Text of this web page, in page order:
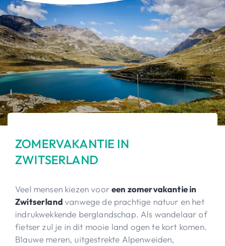
ZOMERVAKANTIE IN
ZWITSERLAND
Veel mensen kiezen vooreen zomervakantie in
Zwitserlandvanwege de prachtige natuur en het
indrukwekkende berglandschap. Als wandelaar of
fietser zul je in dit mooie land ogen te kort komen.
Blauwe meren, uitgestrekte Alpenweiden,